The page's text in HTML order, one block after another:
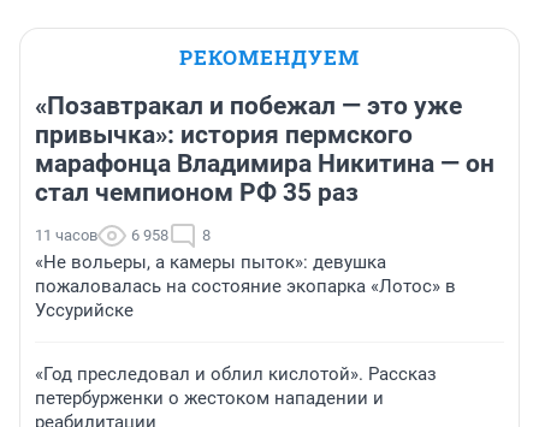
РЕКОМЕНДУЕМ
«Позавтракал и побежал — это уже
привычка»: история пермского
марафонца Владимира Никитина — он
стал чемпионом РФ 35 раз
11 часов 6 958 8
«Не вольеры, а камеры пыток»: девушка
пожаловалась на состояние экопарка «Лотос» в
Уссурийске
«Год преследовал и облил кислотой». Рассказ
петербурженки о жестоком нападении и